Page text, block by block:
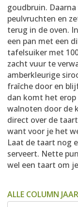
goudbruin.
peulvruchten en
terug in de oven.
een pan met een
tafelsuiker met
zacht vuur te
amberkleurige
fraîche door en
dan komt het erop
walnoten door de
direct over de
want voor je het
Laat de taart nog
serveert. Nette
wel een taart om
ALLE COLUMN